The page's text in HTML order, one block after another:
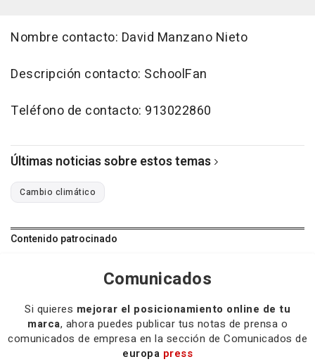
Nombre contacto: David Manzano Nieto
Descripción contacto: SchoolFan
Teléfono de contacto: 913022860
Últimas noticias sobre estos temas
Cambio climático
Contenido patrocinado
Comunicados
Si quieres mejorar el posicionamiento online de tu
marca, ahora puedes publicar tus notas de prensa o
comunicados de empresa en la sección de Comunicados de
europa press